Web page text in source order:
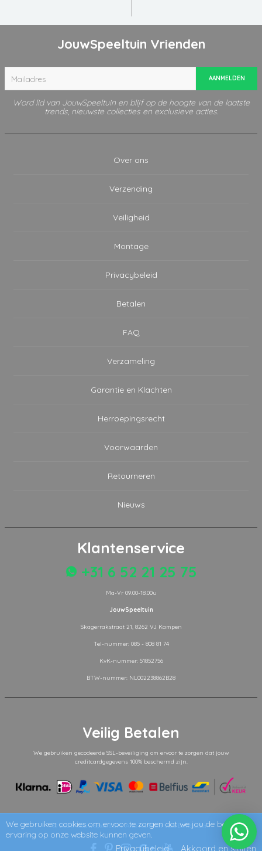
JouwSpeeltuin Vrienden
AANMELDEN
Word lid van JouwSpeeltuin en blijf op de hoogte van de laatste
trends, nieuwste collecties en exclusieve acties.
Over ons
Verzending
Veiligheid
Montage
Privacybeleid
Betalen
FAQ
Verzameling
Garantie en Klachten
Herroepingsrecht
Voorwaarden
Retourneren
Nieuws
Klantenservice
+31 6 52 21 25 75
Ma-Vr 09.00-18.00u
JouwSpeeltuin
Skagerrakstraat 21, 8262 VJ Kampen
Tel-nummer: 085 - 808 81 74
KvK-nummer: 51852756
BTW-nummer: NL002238862B28
Veilig Betalen
We gebruiken gecodeerde SSL-beveiliging om ervoor te zorgen dat jouw
creditcardgegevens 100% beschermd zijn.
© 2026JouwSpeeltuin. Alle rechten voorbehouden.
We gebruiken cookies om ervoor te zorgen dat we jou de beste
ervaring op onze website kunnen geven.
Privacybeleid Akkoord en sluiten